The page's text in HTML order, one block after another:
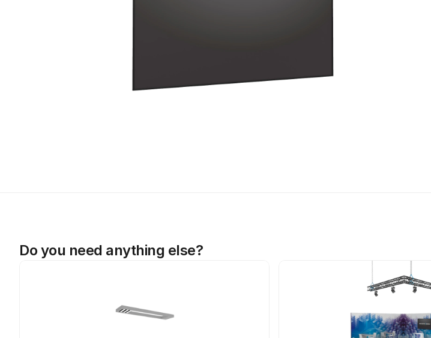
Do you need anything else?